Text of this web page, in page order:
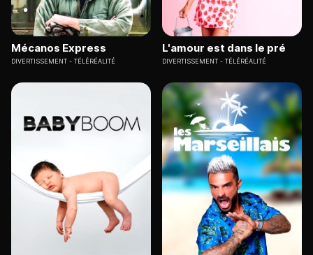
Mécanos Express
DIVERTISSEMENT TÉLÉRÉALITÉ
L'amour est dans le pré
DIVERTISSEMENT TÉLÉRÉALITÉ